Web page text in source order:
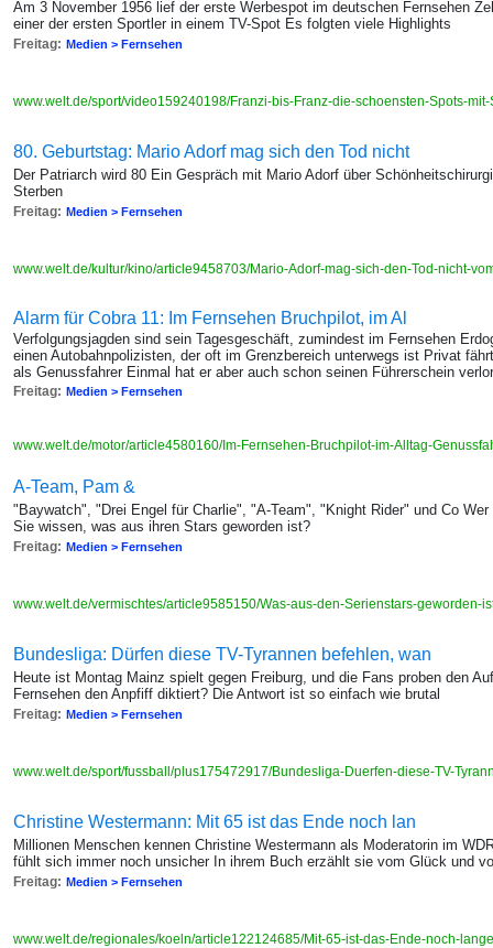
Am 3 November 1956 lief der erste Werbespot im deutschen Fernsehen
einer der ersten Sportler in einem TV-Spot Es folgten viele Highlights
Freitag: Medien > Fernsehen
www.welt.de/sport/video159240198/Franzi-bis-Franz-die-schoensten-Spots-
80. Geburtstag: Mario Adorf mag sich den Tod nicht
Der Patriarch wird 80 Ein Gespräch mit Mario Adorf über
Sterben
Freitag: Medien > Fernsehen
www.welt.de/kultur/kino/article9458703/Mario-Adorf-mag-sich-den-Tod-nicht-
Alarm für Cobra 11: Im Fernsehen Bruchpilot, im Al
Verfolgungsjagden sind sein Tagesgeschäft, zumindest im Fernsehen
einen Autobahnpolizisten, der oft im Grenzbereich unterwegs ist Privat
als Genussfahrer Einmal hat er aber auch schon seinen Führerschein
Freitag: Medien > Fernsehen
www.welt.de/motor/article4580160/Im-Fernsehen-Bruchpilot-im-Alltag-
A-Team, Pam &
"Baywatch", "Drei Engel für Charlie", "A-Team", "Knight Rider" und Co
Sie wissen, was aus ihren Stars geworden ist?
Freitag: Medien > Fernsehen
www.welt.de/vermischtes/article9585150/Was-aus-den-Serienstars-geworden-
Bundesliga: Dürfen diese TV-Tyrannen befehlen, wan
Heute ist Montag Mainz spielt gegen Freiburg, und die Fans proben den
Fernsehen den Anpfiff diktiert? Die Antwort ist so einfach wie brutal
Freitag: Medien > Fernsehen
www.welt.de/sport/fussball/plus175472917/Bundesliga-Duerfen-diese-TV-
Christine Westermann: Mit 65 ist das Ende noch lan
Millionen Menschen kennen Christine Westermann als Moderatorin im
fühlt sich immer noch unsicher In ihrem Buch erzählt sie vom Glück und
Freitag: Medien > Fernsehen
www.welt.de/regionales/koeln/article122124685/Mit-65-ist-das-Ende-noch-